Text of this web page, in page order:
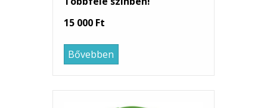
15 000 Ft
Bővebben